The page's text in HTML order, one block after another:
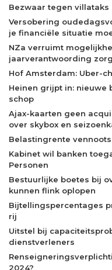
Bezwaar tegen villataks
Versobering
je financiële situatie
NZa verruimt
jaarverantwoording
Hof Amsterdam: Uber-
Heinen grijpt in: nieuwe
schop
Ajax-kaarten geen
over skybox en
Belastingrente
Kabinet wil banken
Personen
Bestuurlijke boetes bij
kunnen flink oplopen
Bijtellingspercentages
rij
Uitstel bij
dienstverleners
2024?